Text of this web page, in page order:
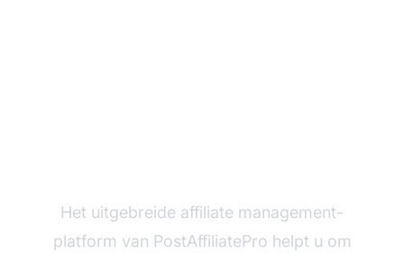
Het uitgebreide affiliate management-
platform van PostAffiliatePro helpt u om